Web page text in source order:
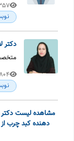
دکتر
مشاهده لیست دکتر
دهنده کبد چرب